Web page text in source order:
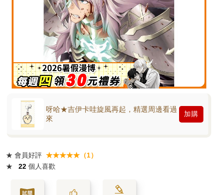
呀哈★吉伊卡哇旋風再起，精選周邊看過
來
加購
★ 會員好評 ★★★★★（1）
★
22 個人喜歡